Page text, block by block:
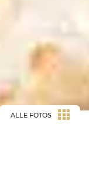
ALLE FOTOS